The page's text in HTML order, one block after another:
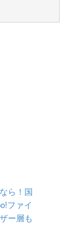
ら！国
ファイ
ー層も